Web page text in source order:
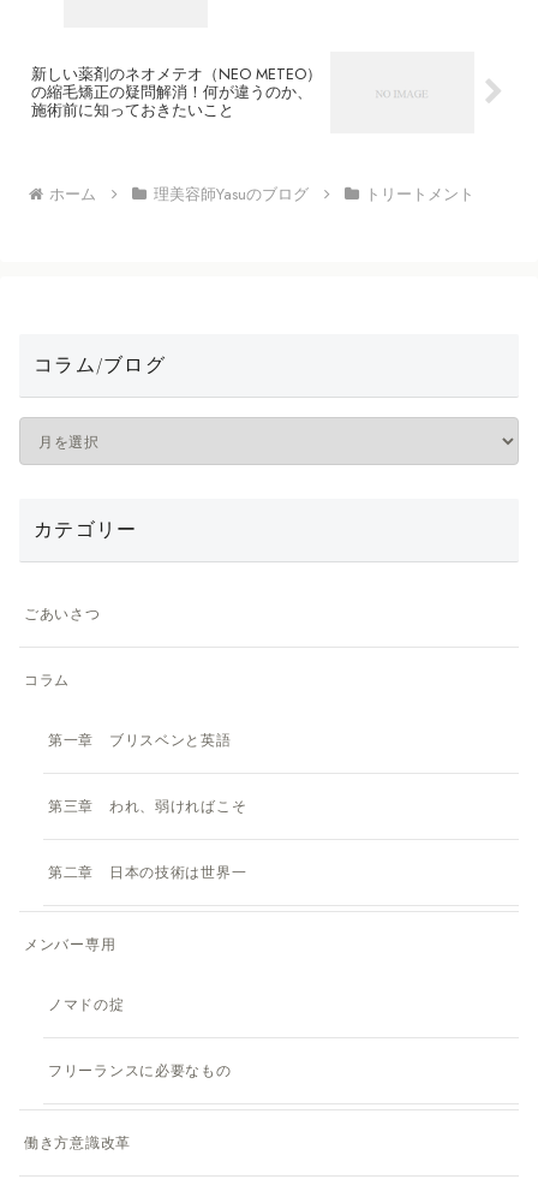
新しい薬剤のネオメテオ（NEO METEO）
の縮毛矯正の疑問解消！何が違うのか、
施術前に知っておきたいこと
ホーム 理美容師Yasuのブログ トリートメント
コラム/ブログ
カテゴリー
ごあいさつ
コラム
第一章 ブリスベンと英語
第三章 われ、弱ければこそ
第二章 日本の技術は世界一
メンバー専用
ノマドの掟
フリーランスに必要なもの
働き方意識改革